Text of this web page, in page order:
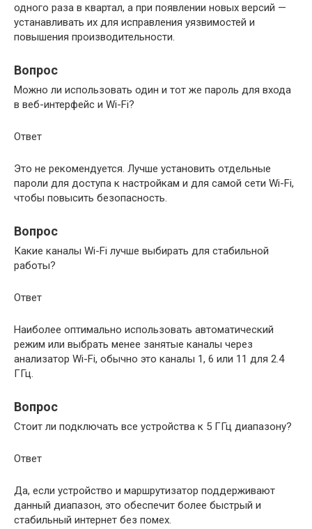
одного раза в квартал, а при появлении новых версий —
устанавливать их для исправления уязвимостей и
повышения производительности.
Вопрос
Можно ли использовать один и тот же пароль для входа
в веб-интерфейс и Wi-Fi?
Ответ
Это не рекомендуется. Лучше установить отдельные
пароли для доступа к настройкам и для самой сети Wi-Fi,
чтобы повысить безопасность.
Вопрос
Какие каналы Wi-Fi лучше выбирать для стабильной
работы?
Ответ
Наиболее оптимально использовать автоматический
режим или выбрать менее занятые каналы через
анализатор Wi-Fi, обычно это каналы 1, 6 или 11 для 2.4
ГГц.
Вопрос
Стоит ли подключать все устройства к 5 ГГц диапазону?
Ответ
Да, если устройство и маршрутизатор поддерживают
данный диапазон, это обеспечит более быстрый и
стабильный интернет без помех.